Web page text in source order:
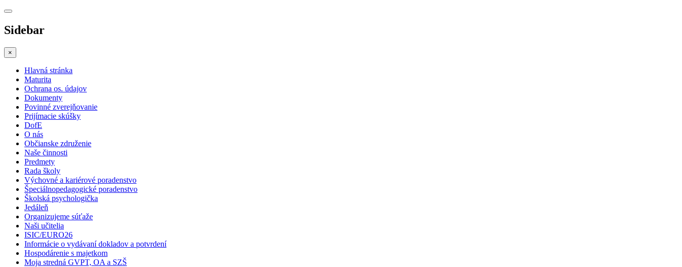
Sidebar
×
Hlavná stránka
Maturita
Ochrana os. údajov
Dokumenty
Povinné zverejňovanie
Prijímacie skúšky
DofE
O nás
Občianske združenie
Naše činnosti
Predmety
Rada školy
Výchovné a kariérové poradenstvo
Špeciálnopedagogické poradenstvo
Školská psychologička
Jedáleň
Organizujeme súťaže
Naši učitelia
ISIC/EURO26
Informácie o vydávaní dokladov a potvrdení
Hospodárenie s majetkom
Moja stredná GVPT, OA a SZŠ